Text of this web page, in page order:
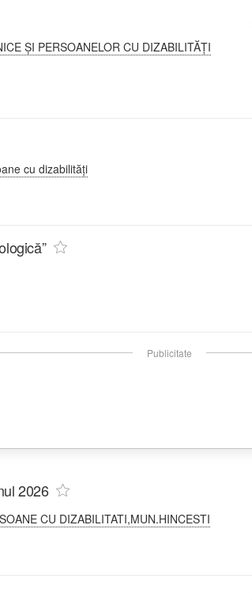
ȘI PERSOANELOR CU DIZABILITĂȚI
cu dizabilități
Publicitate
2026
CU DIZABILITATI,MUN.HINCESTI